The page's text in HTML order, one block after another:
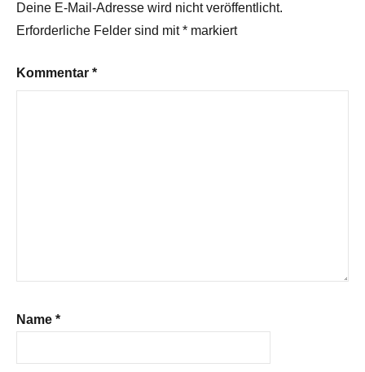
Deine E-Mail-Adresse wird nicht veröffentlicht.
Erforderliche Felder sind mit* markiert
Kommentar *
Name *